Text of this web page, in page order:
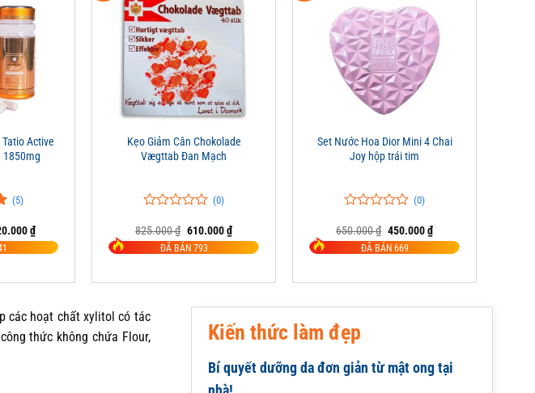
Active
1850mg
(5)
₫Giá
hiện
tại
Kẹo Giảm Cân Chokolade
Vægttab Đan Mạch
trên
5
đánh
(0)
825.000₫ Giá
gốc
là:
610.000₫Giá
hiện
tại
ĐÃ BÁN 793
Set Nước Hoa Dior Mini 4 Chai
Joy hộp trái tim
trên
5
đánh
(0)
650.000₫ Giá
gốc
là:
450.000₫Giá
hiện
tại
ĐÃ BÁN 669
các hoạt chất xylitol có tác
thức không chứa Flour,
Kiến thức làm đẹp
Bí quyết dưỡng da đơn giản từ mật ong tại